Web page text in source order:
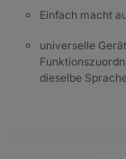
Einfach macht
universelle
dieselbe